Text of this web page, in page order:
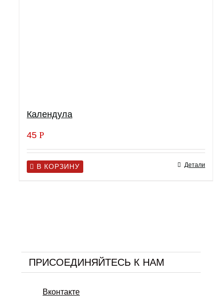
Календула
45 Р
В КОРЗИНУ Детали
ПРИСОЕДИНЯЙТЕСЬ К НАМ
Вконтакте